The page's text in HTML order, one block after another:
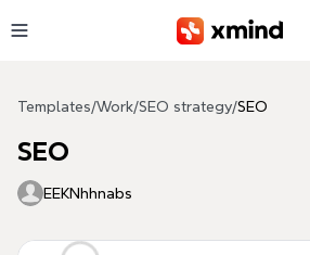
Templates/Work/SEO strategy/SEO
SEO
EEKNhhnabs